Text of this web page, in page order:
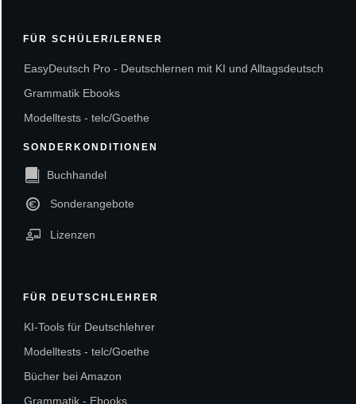
FÜR SCHÜLER/LERNER
EasyDeutsch Pro - Deutschlernen mit KI und Alltagsdeutsch
Grammatik Ebooks
Modelltests - telc/Goethe
SONDERKONDITIONEN
Buchhandel
Sonderangebote
Lizenzen
FÜR DEUTSCHLEHRER
KI-Tools für Deutschlehrer
Modelltests - telc/Goethe
Bücher bei Amazon
Grammatik - Ebooks